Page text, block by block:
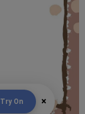
Try On ×